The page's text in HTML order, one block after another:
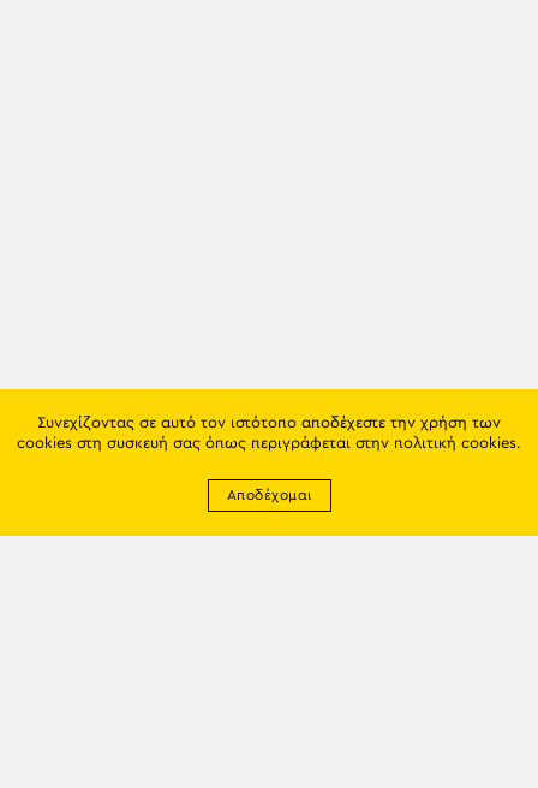
Συνεχίζοντας σε αυτό τον ιστότοπο αποδέχεστε την χρήση των
cookies στη συσκευή σας όπως περιγράφεται στην πολιτική cookies.
Αποδέχομαι